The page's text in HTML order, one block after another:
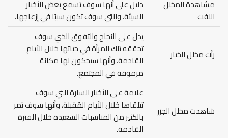
مشاهدة المخلل
اللفت
دليل على أنها سوف تسمع بعض الأخبار
السيئة، والتي سوف تكون سببًا في إزعاجها.
رأت مخلل الخيار
يدل على النجاح والتفوق الذي سوف
تحققه تلك المرأة في حياتها خلال الأيام
القادمة، وأنها سيحكون لها مكانة
مرموقة في المجتمع.
شاهدت مخلل الجزر
علامة على الأخبار السارة التي سوف
تتلقاها خلال الأيام المُقبلة، وأنها سوف تمر
بالكثير من المناسبات السعيدة خلال الفترة
القادمة.